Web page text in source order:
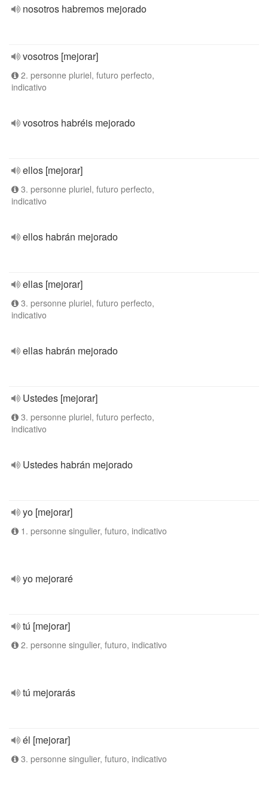
nosotros habremos mejorado
vosotros [mejorar]
2. personne pluriel, futuro perfecto,
indicativo
vosotros habréis mejorado
ellos [mejorar]
3. personne pluriel, futuro perfecto,
indicativo
ellos habrán mejorado
ellas [mejorar]
3. personne pluriel, futuro perfecto,
indicativo
ellas habrán mejorado
Ustedes [mejorar]
3. personne pluriel, futuro perfecto,
indicativo
Ustedes habrán mejorado
yo [mejorar]
1. personne singulier, futuro, indicativo
yo mejoraré
tú [mejorar]
2. personne singulier, futuro, indicativo
tú mejorarás
él [mejorar]
3. personne singulier, futuro, indicativo